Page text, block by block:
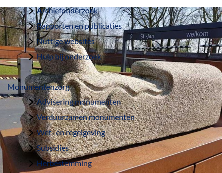
Archiefonderzoek
Rapporten en publicaties
Nuttige websites
Hulp bij onderzoek
Monumentenzorg
Advisering monumenten
Verduurzamen monumenten
Wet- en regelgeving
Subsidies
Herbestemming